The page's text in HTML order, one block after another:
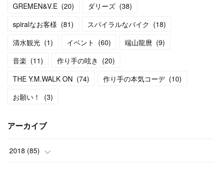
GREMEN&V.E (20) ダリーズ (38)
spiralなお客様 (81) スパイラルなバイク (18)
清水観光 (1) イベント (60) 端山龍麿 (9)
音楽 (11) 作り手の呟き (20)
THE Y.M.WALK ON (74) 作り手の本気コーデ (10)
お願い！
(3)
アーカイブ
2018 (85)